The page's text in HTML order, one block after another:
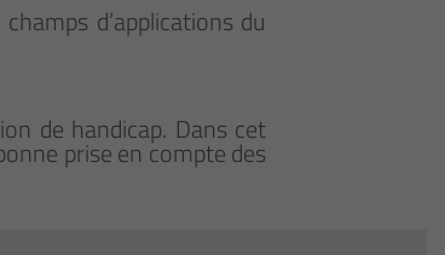
d’applications du
de handicap. Dans cet
prise en compte des